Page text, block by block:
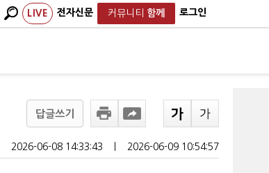
LIVE 전자신문 커뮤니티 함께 로그인
답글쓰기
2026-06-08 14:33:43 2026-06-09 10:54:57